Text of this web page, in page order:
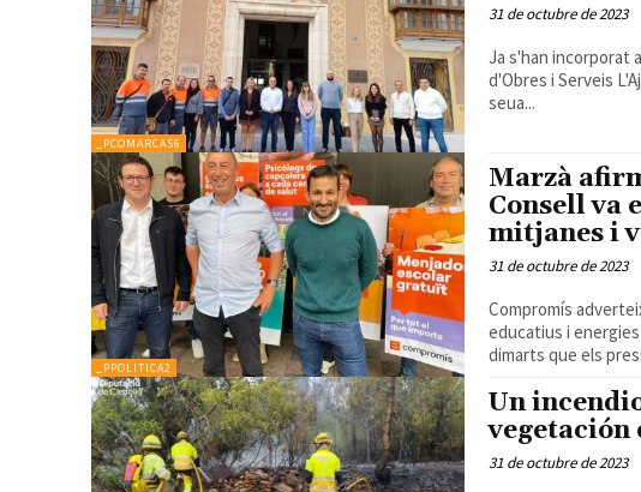
_PCOMARCAS6
31 de octubre de 2023
Ja s'han incorporat
d'Obres i Serveis L'Ajuntament de Benicarló reforçarà un any més la
seua...
_PPOLITICA2
Marzà
Consell va
mitjanes i
31 de octubre de 2023
Compromís
educatius i energies renovables Vicent
dimarts que els
Un
vegetación
31 de octubre de 2023